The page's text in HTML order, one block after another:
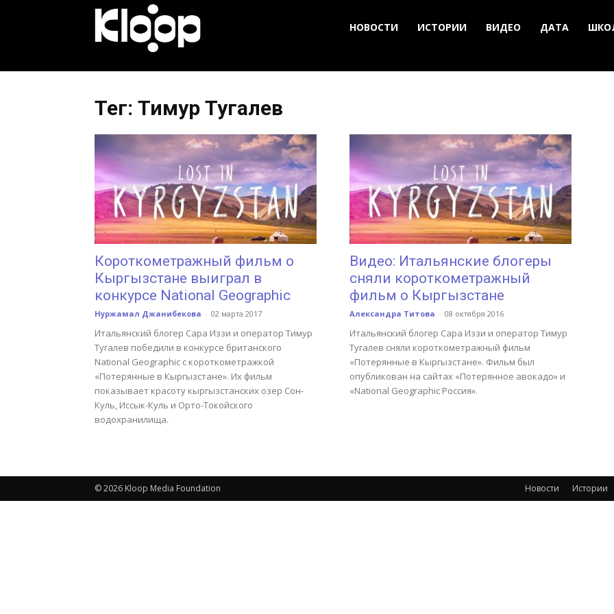
Новости
Кыргызстана
НОВОСТИ ИСТОРИИ ВИДЕО ДАТА
Тег: Тимур Тугалев
Короткометражный фильм о
Кыргызстане выиграл в
конкурсе National Geographic
Нуржамал Джанибекова - 02 марта 2017
Итальянский блогер Сара Иззи и оператор Тимур
Тугалев победили в конкурсе британского
National Geographic с короткометражкой
«Потерянные в Кыргызстане». Их фильм
показывает красоту кыргызстанских озер Сон-
Куль, Иссык-Куль и Орто-Токойского
водохранилища.
Видео: Итальянские блогеры
сняли короткометражный
фильм о Кыргызстане
Александра Титова - 08 октября 2016
Итальянский блогер Сара Иззи и оператор Тимур
Тугалев сняли короткометражный фильм
«Потерянные в Кыргызстане». Фильм был
опубликован на сайтах «Потерянное авокадо» и
«National Geographic Россия».
Новости Истории
© 2026 Kloop Media Foundation